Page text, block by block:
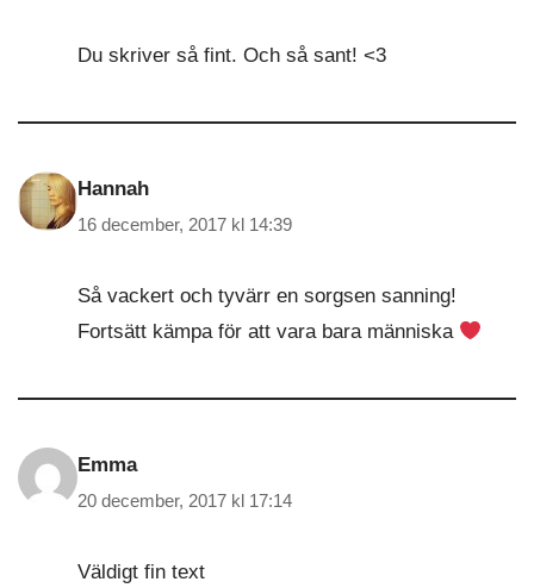
Du skriver så fint. Och så sant! <3
Hannah
16 december, 2017 kl 14:39
Så vackert och tyvärr en sorgsen sanning!
Fortsätt kämpa för att vara bara människa
Emma
20 december, 2017 kl 17:14
Väldigt fin text